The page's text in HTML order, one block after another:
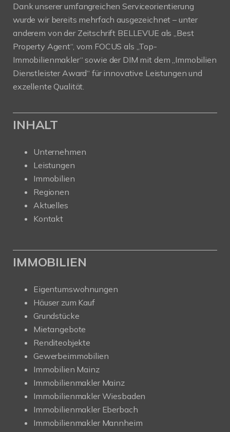
Dank unserer umfangreichen Serviceorientierung
wurde wir bereits mehrfach ausgezeichnet – unter
anderem von der Zeitschrift BELLEVUE als „Best
Property Agent“, vom FOCUS als „Top-
Immobilienmakler“ sowie der DIM mit dem „Immobilien
Dienstleister Award“ für innovative Leistungen und
exzellente Qualität.
INHALT
Unternehmen
Leistungen
Immobilien
Regionen
Aktuelles
Kontakt
IMMOBILIEN
Eigentumswohnungen
Häuser zum Kauf
Grundstücke
Mietangebote
Renditeobjekte
Gewerbeimmobilien
Immobilien Mainz
Immobilienmakler Mainz
Immobilienmakler Wiesbaden
Immobilienmakler Eberbach
Immobilienmakler Mannheim